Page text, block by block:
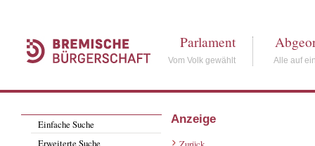
Parlament
Vom Volk gewählt Alle auf
Einfache Suche
Erweiterte Suche
Anzeige